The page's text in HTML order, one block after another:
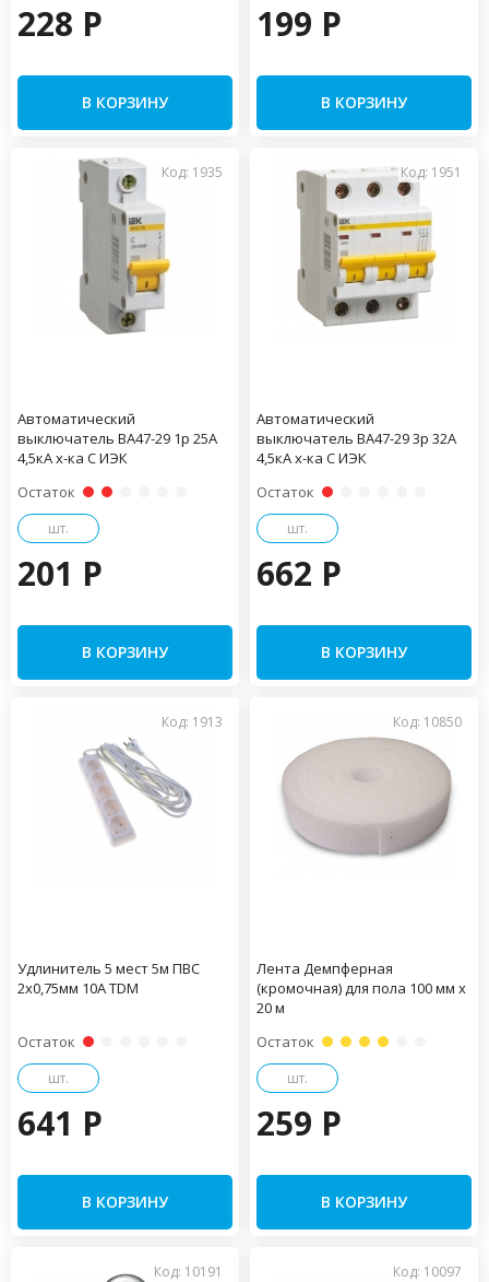
228 P
В КОРЗИНУ
199 P
В КОРЗИНУ
Код: 1935
Автоматический
выключатель ВА47-29 1р 25А
4,5кА х-ка С ИЭК
Остаток
шт.
201 P
В КОРЗИНУ
Код: 1951
Автоматический
выключатель ВА47-29 3р 32А
4,5кА х-ка С ИЭК
Остаток
шт.
662 P
В КОРЗИНУ
Код: 1913
Удлинитель 5 мест 5м ПВС
2х0,75мм 10А TDM
Остаток
шт.
641 P
В КОРЗИНУ
Код: 10850
Лента Демпферная
(кромочная) для пола 100 мм х
20 м
Остаток
шт.
259 P
В КОРЗИНУ
Код: 10191 Код: 10097